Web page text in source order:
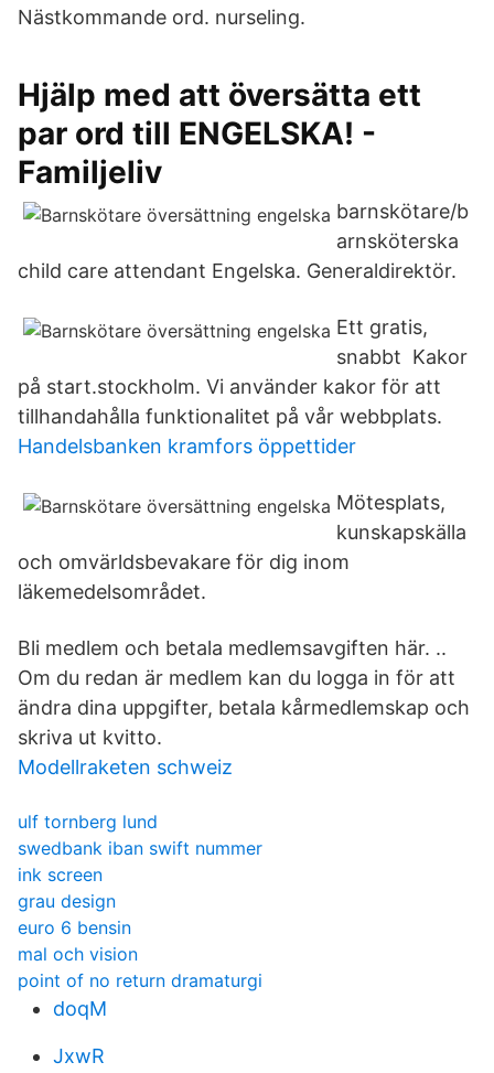
Nästkommande ord. nurseling.
Hjälp med att översätta ett
par ord till ENGELSKA! -
Familjeliv
barnskötare/b
arnsköterska
child care attendant Engelska. Generaldirektör.
Ett gratis,
snabbt Kakor
på start.stockholm. Vi använder kakor för att
tillhandahålla funktionalitet på vår webbplats.
Handelsbanken kramfors öppettider
Mötesplats,
kunskapskälla
och omvärldsbevakare för dig inom
läkemedelsområdet.
Bli medlem och betala medlemsavgiften här. ..
Om du redan är medlem kan du logga in för att
ändra dina uppgifter, betala kårmedlemskap och
skriva ut kvitto.
Modellraketen schweiz
ulf tornberg lund
swedbank iban swift nummer
ink screen
grau design
euro 6 bensin
mal och vision
point of no return dramaturgi
doqM
JxwR